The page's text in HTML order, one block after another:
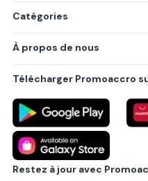
Catégories
Produits
Villes principales
À propos de nous
Politique de confidentialité
Règlements
Partenariat B2B
Blog
Contact
Télécharger Promoaccro
Restez à jour avec